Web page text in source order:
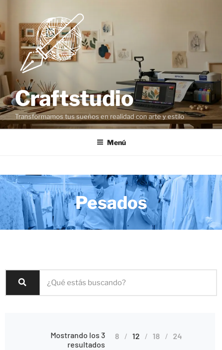
Craftstudio
Transformamos tus sueños en realidad con arte y estilo
Menú
Pesados
Mostrando los 3
resultados
8 12 18 24